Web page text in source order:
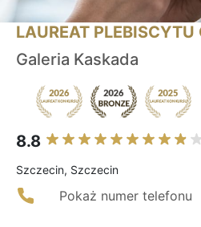
LAUREAT PLEBISCYTU
Galeria Kaskada
8.8
Szczecin, Szczecin
Pokaż numer telefonu